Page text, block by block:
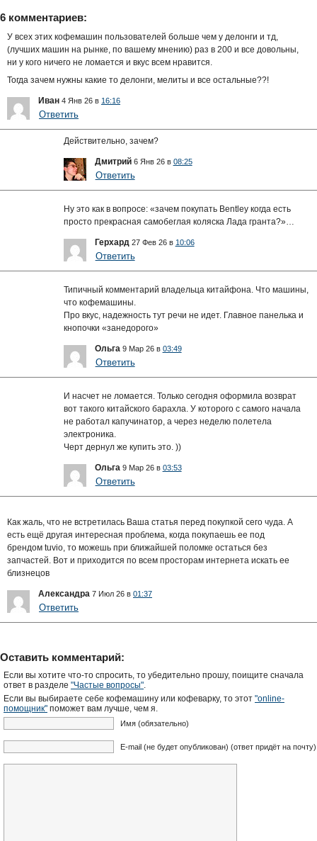
6 комментариев:
У всех этих кофемашин пользователей больше чем у делонги и тд,
(лучших машин на рынке, по вашему мнению) раз в 200 и все довольны,
ни у кого ничего не ломается и вкус всем нравится.
Тогда зачем нужны какие то делонги, мелиты и все остальные??!
Иван 4 Янв 26 в 16:16
Ответить
Действительно, зачем?
Дмитрий 6 Янв 26 в 08:25
Ответить
Ну это как в вопросе: «зачем покупать Bentley когда есть
просто прекрасная самобеглая коляска Лада гранта?»…
Герхард 27 Фев 26 в 10:06
Ответить
Типичный комментарий владельца китайфона. Что машины,
что кофемашины.
Про вкус, надежность тут речи не идет. Главное панелька и
кнопочки «занедорого»
Ольга 9 Мар 26 в 03:49
Ответить
И насчет не ломается. Только сегодня оформила возврат
вот такого китайского барахла. У которого с самого начала
не работал капучинатор, а через неделю полетела
электроника.
Черт дернул же купить это. ))
Ольга 9 Мар 26 в 03:53
Ответить
Как жаль, что не встретилась Ваша статья перед покупкой сего чуда. А
есть ещё другая интересная проблема, когда покупаешь ее под
брендом tuvio, то можешь при ближайшей поломке остаться без
запчастей. Вот и приходится по всем просторам интернета искать ее
близнецов
Александра 7 Июл 26 в 01:37
Ответить
Оставить комментарий:
Если вы хотите что-то спросить, то убедительно прошу, поищите сначала
ответ в разделе "Частые вопросы"
Если вы выбираете себе кофемашину или кофеварку, то этот "online-
помощник" поможет вам лучше, чем я.
Имя (обязательно)
E-mail (не будет опубликован) (ответ придёт на почту)